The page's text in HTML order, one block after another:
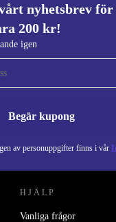
nyhetsbrev för
200 kr!
igen
Begär kupong
av personuppgifter finns i vår
för första
HJÄLP
Vanliga frågor